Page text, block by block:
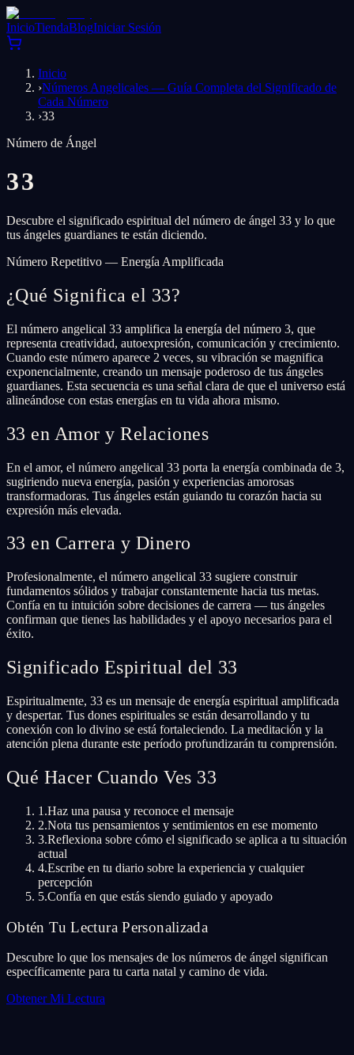
InicioTiendaBlogIniciar Sesión
Inicio
›Números Angelicales — Guía Completa del Significado de
Cada Número
›33
Número de Ángel
33
Descubre el significado espiritual del número de ángel 33 y lo que
tus ángeles guardianes te están diciendo.
Número Repetitivo — Energía Amplificada
¿Qué Significa el 33?
El número angelical 33 amplifica la energía del número 3, que
representa creatividad, autoexpresión, comunicación y crecimiento.
Cuando este número aparece 2 veces, su vibración se magnifica
exponencialmente, creando un mensaje poderoso de tus ángeles
guardianes. Esta secuencia es una señal clara de que el universo está
alineándose con estas energías en tu vida ahora mismo.
33 en Amor y Relaciones
En el amor, el número angelical 33 porta la energía combinada de 3,
sugiriendo nueva energía, pasión y experiencias amorosas
transformadoras. Tus ángeles están guiando tu corazón hacia su
expresión más elevada.
33 en Carrera y Dinero
Profesionalmente, el número angelical 33 sugiere construir
fundamentos sólidos y trabajar constantemente hacia tus metas.
Confía en tu intuición sobre decisiones de carrera — tus ángeles
confirman que tienes las habilidades y el apoyo necesarios para el
éxito.
Significado Espiritual del 33
Espiritualmente, 33 es un mensaje de energía espiritual amplificada
y despertar. Tus dones espirituales se están desarrollando y tu
conexión con lo divino se está fortaleciendo. La meditación y la
atención plena durante este período profundizarán tu comprensión.
Qué Hacer Cuando Ves 33
1.Haz una pausa y reconoce el mensaje
2.Nota tus pensamientos y sentimientos en ese momento
3.Reflexiona sobre cómo el significado se aplica a tu situación
actual
4.Escribe en tu diario sobre la experiencia y cualquier
percepción
5.Confía en que estás siendo guiado y apoyado
Obtén Tu Lectura Personalizada
Descubre lo que los mensajes de los números de ángel significan
específicamente para tu carta natal y camino de vida.
Obtener Mi Lectura